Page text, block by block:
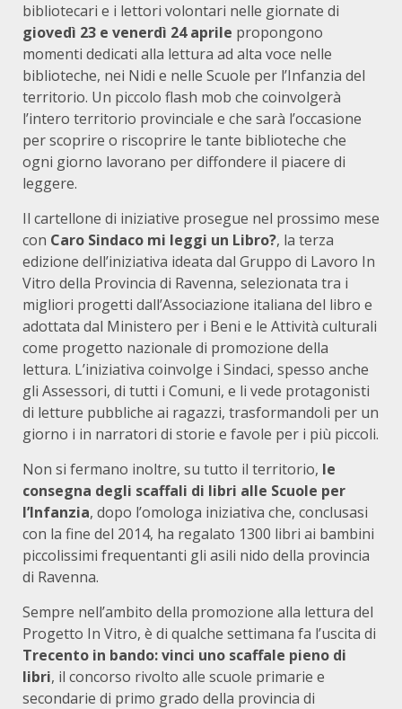
bibliotecari e i lettori volontari nelle giornate di
giovedì 23 e venerdì 24 aprile propongono
momenti dedicati alla lettura ad alta voce nelle
biblioteche, nei Nidi e nelle Scuole per l’Infanzia del
territorio. Un piccolo flash mob che coinvolgerà
l’intero territorio provinciale e che sarà l’occasione
per scoprire o riscoprire le tante biblioteche che
ogni giorno lavorano per diffondere il piacere di
leggere.
Il cartellone di iniziative prosegue nel prossimo mese
con Caro Sindaco mi leggi un Libro?, la terza
edizione dell’iniziativa ideata dal Gruppo di Lavoro In
Vitro della Provincia di Ravenna, selezionata tra i
migliori progetti dall’Associazione italiana del libro e
adottata dal Ministero per i Beni e le Attività culturali
come progetto nazionale di promozione della
lettura. L’iniziativa coinvolge i Sindaci, spesso anche
gli Assessori, di tutti i Comuni, e li vede protagonisti
di letture pubbliche ai ragazzi, trasformandoli per un
giorno i in narratori di storie e favole per i più piccoli.
Non si fermano inoltre, su tutto il territorio, le
consegna degli scaffali di libri alle Scuole per
l’Infanzia, dopo l’omologa iniziativa che, conclusasi
con la fine del 2014, ha regalato 1300 libri ai bambini
piccolissimi frequentanti gli asili nido della provincia
di Ravenna.
Sempre nell’ambito della promozione alla lettura del
Progetto In Vitro, è di qualche settimana fa l’uscita di
Trecento in bando: vinci uno scaffale pieno di
libri, il concorso rivolto alle scuole primarie e
secondarie di primo grado della provincia di